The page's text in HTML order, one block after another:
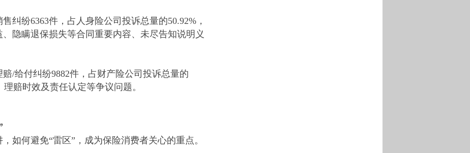
纠纷6363件，占人身险公司投诉总量的50.92%，
隐瞒退保损失等合同重要内容、未尽告知说明义
/给付纠纷9882件，占财产险公司投诉总量的
赔时效及责任认定等争议问题。
如何避免“雷区”，成为保险消费者关心的重点。